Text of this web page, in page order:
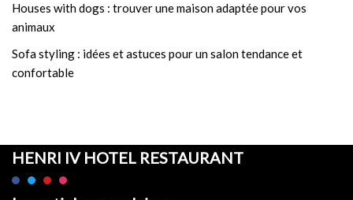
Houses with dogs : trouver une maison adaptée pour vos
animaux
Sofa styling : idées et astuces pour un salon tendance et
confortable
HENRI IV HOTEL RESTAURANT